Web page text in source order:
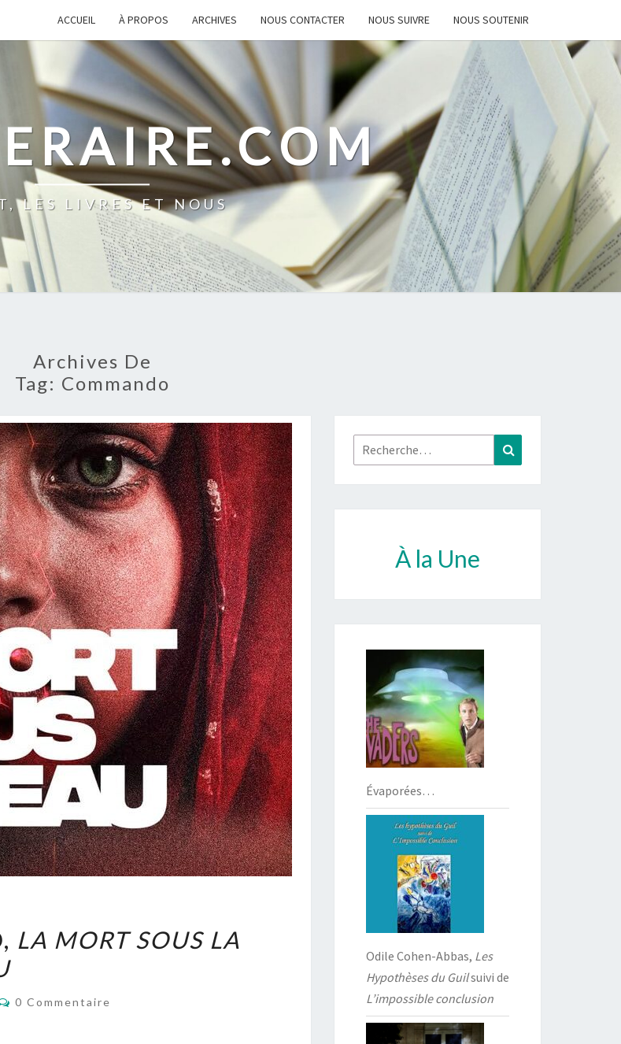
ACCUEIL À PROPOS ARCHIVES NOUS CONTACTER NOUS SUIVRE NOUS SOUTENIR
LES LIVRES ET NOUS
Archives De
Tag: Commando
LA MORT SOUS LA
Commentaires
0 Commentaire
Rechercher :
À la Une
Évaporées…
Odile Cohen-Abbas, Les
Hypothèses du Guilsuivi de
L’impossible conclusion